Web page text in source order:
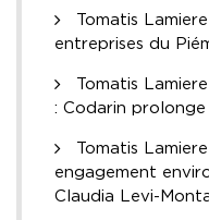
Tomatis
entreprises du
Tomatis
: Codarin
Tomatis
engagement
Claudia Levi-